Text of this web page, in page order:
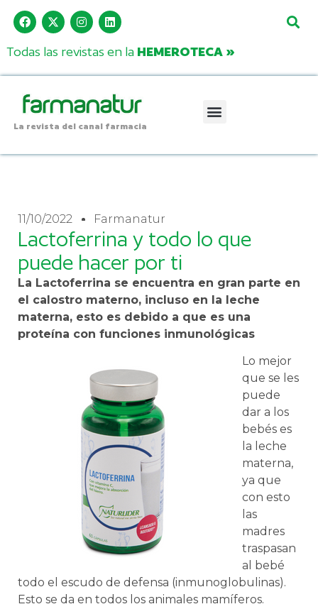
Todas las revistas en la HEMEROTECA »
La revista del canal farmacia
11/10/2022 Farmanatur
Lactoferrina y todo lo que
puede hacer por ti
La Lactoferrina se encuentra en gran parte en
el calostro materno, incluso en la leche
materna, esto es debido a que es una
proteína con funciones inmunológicas
Lo mejor
que se les
puede
dar a los
bebés es
la leche
materna,
ya que
con esto
las
madres
traspasan
al bebé
todo el escudo de defensa (inmunoglobulinas).
Esto se da en todos los animales mamíferos.